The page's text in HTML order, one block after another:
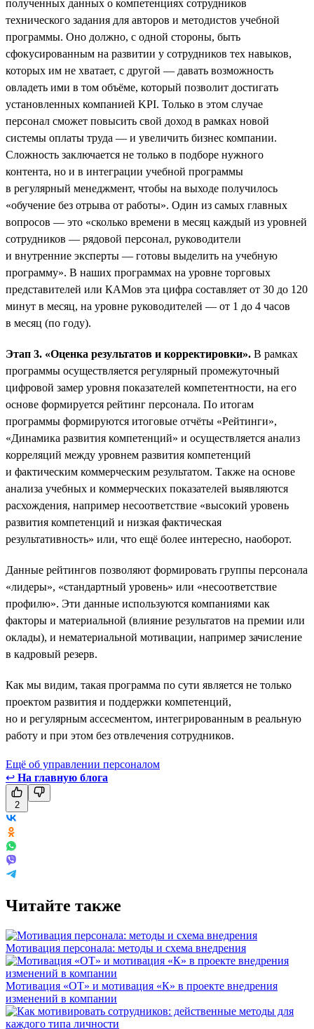
полученных данных о компетенциях сотрудников
технического задания для авторов и методистов учебной
программы. Оно должно, с одной стороны, быть
сфокусированным на развитии у сотрудников тех навыков,
которых им не хватает, с другой — давать возможность
овладеть ими в том объёме, который позволит достигать
установленных компанией KPI. Только в этом случае
персонал сможет повысить свой доход в рамках новой
системы оплаты труда — и увеличить бизнес компании.
Сложность заключается не только в подборе нужного
контента, но и в интеграции учебной программы
в регулярный менеджмент, чтобы на выходе получилось
«обучение без отрыва от работы». Один из самых главных
вопросов — это «сколько времени в месяц каждый из уровней
сотрудников — рядовой персонал, руководители
и внутренние эксперты — готовы выделить на учебную
программу». В наших программах на уровне торговых
представителей или КАМов эта цифра составляет от 30 до 120
минут в месяц, на уровне руководителей — от 1 до 4 часов
в месяц (по году).
Этап 3. «Оценка результатов и корректировки». В рамках
программы осуществляется регулярный промежуточный
цифровой замер уровня показателей компетентности, на его
основе формируется рейтинг персонала. По итогам
программы формируются итоговые отчёты «Рейтинги»,
«Динамика развития компетенций» и осуществляется анализ
корреляций между уровнем развития компетенций
и фактическим коммерческим результатом. Также на основе
анализа учебных и коммерческих показателей выявляются
расхождения, например несоответствие «высокий уровень
развития компетенций и низкая фактическая
результативность» или, что ещё более интересно, наоборот.
Данные рейтингов позволяют формировать группы персонала
«лидеры», «стандартный уровень» или «несоответствие
профилю». Эти данные используются компаниями как
факторы и материальной (влияние результатов на премии или
оклады), и нематериальной мотивации, например зачисление
в кадровый резерв.
Как мы видим, такая программа по сути является не только
проектом развития и поддержки компетенций,
но и регулярным ассесментом, интегрированным в реальную
работу и при этом без отвлечения сотрудников.
Ещё об управлении персоналом
↩ На главную блога
2
Читайте также
Мотивация персонала: методы и схема внедрения
Мотивация «ОТ» и мотивация «К» в проекте внедрения
изменений в компании